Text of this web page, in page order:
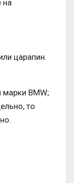
на
царапин.
BMW;
то